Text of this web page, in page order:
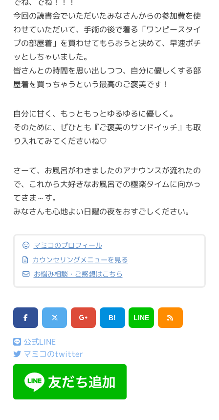
今回の読書会でいただいたみなさんからの参加費を使
わせていただいて、手術の後で着る「ワンピースタイ
プの部屋着」を買わせてもらおうと決めて、早速ポチ
ッとしちゃいました。
皆さんとの時間を思い出しつつ、自分に優しくする部
屋着を買っちゃうという最高のご褒美です！
自分に甘く、もっともっとゆるゆるに優しく。
そのために、ぜひとも『ご褒美のサンドイッチ』も取
り入れてみてくださいね♡
さーて、お風呂がわきましたのアナウンスが流れたの
で、これから大好きなお風呂での極楽タイムに向かっ
てきま～す。
みなさんも心地よい日曜の夜をおすごしください。
マミコのプロフィール
カウンセリングメニューを見る
お悩み相談・ご感想はこちら
B! LINE
公式LINE
マミコのtwitter